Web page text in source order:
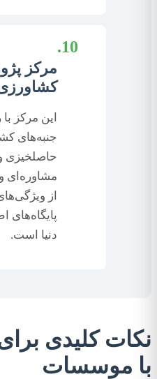
10.
مرکز
این مرکز
جنبه‌های
حاصلخیزی
مشاوره‌ای
از
پایگاه‌های
دنیا است.
نکات کلیدی
با موسسات